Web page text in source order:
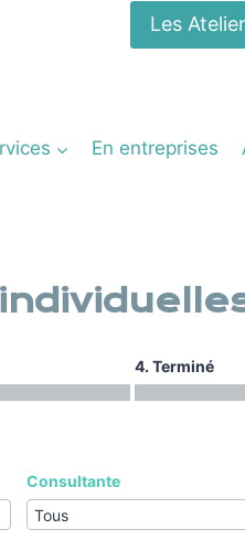
Les
En entreprises
4. Terminé
Consultante